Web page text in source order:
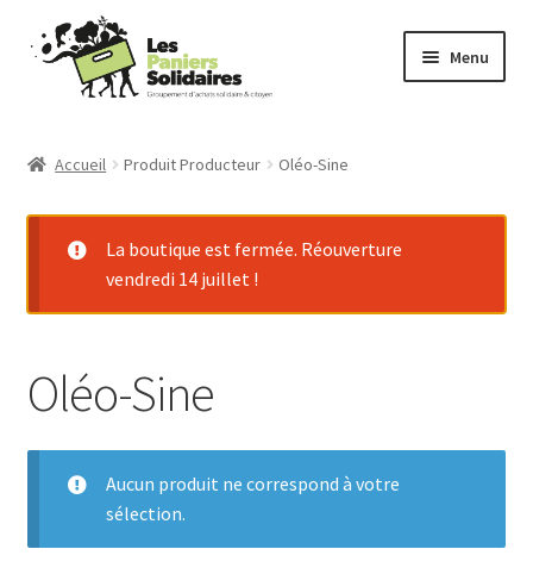
Aller
Aller
contenu
Menu
Mode d’emploi
Qui sommes-nous ?
Actu
Contact
Connexion
Accueil Produit Producteur Oléo-Sine
La boutique est fermée. Réouverture
vendredi 14 juillet !
Oléo-Sine
Aucun produit ne correspond à votre
sélection.